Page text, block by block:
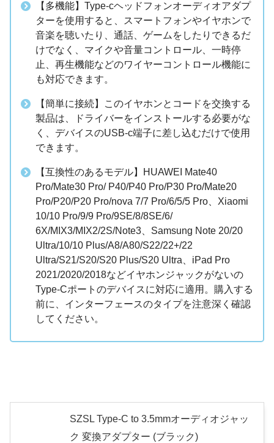
【多機能】Type-cヘッドフォンオーディオアダプ
ターを使用すると、スマートフォンやイヤホンで
音楽を聴いたり、通話、ゲームをしたりできるだ
けでなく、マイクや音量コントロール、一時停
止、再生機能などのワイヤーコントロール機能に
も対応できます。
【簡単に接続】このイヤホンとコードを交換する
製品は、ドライバーをインストールする必要がな
く、デバイスのUSB-c端子に差し込むだけで使用
できます。
【互換性のあるモデル】HUAWEI Mate40
Pro/Mate30 Pro/ P40/P40 Pro/P30 Pro/Mate20
Pro/P20/P20 Pro/nova 7/7 Pro/6/5/5 Pro、Xiaomi
10/10 Pro/9/9 Pro/9SE/8/8SE/6/
6X/MIX3/MIX2/2S/Note3、Samsung Note 20/20
Ultra/10/10 Plus/A8/A80/S22/22+/22
Ultra/S21/S20/S20 Plus/S20 Ultra、iPad Pro
2021/2020/2018などイヤホンジャックがないの
Type-Cポートのデバイスに対応に適用。購入する
前に、インターフェースのタイプを注意深く確認
してください。
SZSL Type-C to 3.5mmオーディオジャッ
ク 変換アダプター (ブラック)